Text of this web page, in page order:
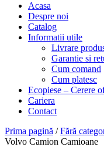
Acasa
Despre noi
Catalog
Informatii utile
Livrare
Garantie si
Cum comand
Cum platesc
Ecopiese – Cerere
Cariera
Contact
Prima pagină /Fără
Volvo Camion Camioane